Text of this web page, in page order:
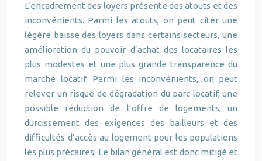
L’encadrement des loyers présente des atouts et des
inconvénients. Parmi les atouts, on peut citer une
légère baisse des loyers dans certains secteurs, une
amélioration du pouvoir d’achat des locataires les
plus modestes et une plus grande transparence du
marché locatif. Parmi les inconvénients, on peut
relever un risque de dégradation du parc locatif, une
possible réduction de l’offre de logements, un
durcissement des exigences des bailleurs et des
difficultés d’accès au logement pour les populations
les plus précaires. Le bilan général est donc mitigé et